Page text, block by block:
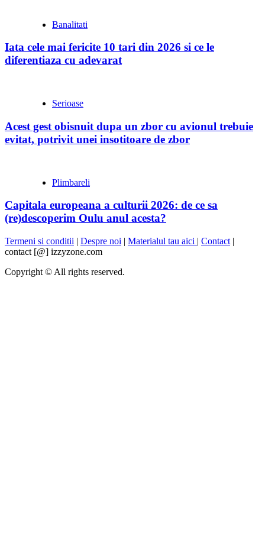
Banalitati
Iata cele mai fericite 10 tari din 2026 si ce le
diferentiaza cu adevarat
Serioase
Acest gest obisnuit dupa un zbor cu avionul trebuie
evitat, potrivit unei insotitoare de zbor
Plimbareli
Capitala europeana a culturii 2026: de ce sa
(re)descoperim Oulu anul acesta?
Termeni si conditii | Despre noi | Materialul tau aici | Contact |
contact [@] izzyzone.com
Copyright © All rights reserved.